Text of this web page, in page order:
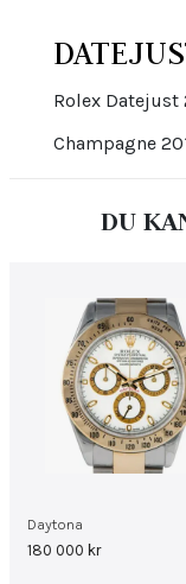
Rolex Datejust
Champagne
DU
Daytona
180 000 kr